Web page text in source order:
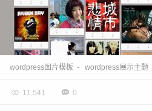
wordpress图片主题:瀑布流timusic主题
wordpress图片模板 - wordpress展示主题
 11,541  0